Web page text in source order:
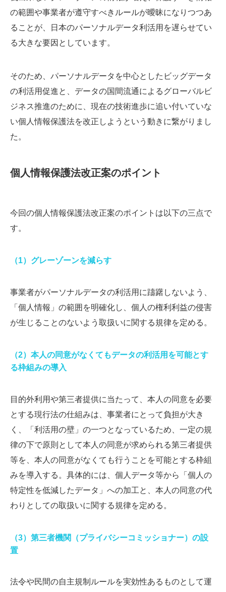
の範囲や事業者が遵守すべきルールが曖昧になりつつあ
ることが、日本のパーソナルデータ利活用を遅らせてい
る大きな要因としています。
そのため、パーソナルデータを中心としたビッグデータ
の利活用促進と、データの国間流通によるグローバルビ
ジネス推進のために、現在の技術進歩に追い付いていな
い個人情報保護法を改正しようという動きに繋がりまし
た。
個人情報保護法改正案のポイント
今回の個人情報保護法改正案のポイントは以下の三点で
す。
（1）グレーゾーンを減らす
事業者がパーソナルデータの利活用に躊躇しないよう、
「個人情報」の範囲を明確化し、個人の権利利益の侵害
が生じることのないよう取扱いに関する規律を定める。
（2）本人の同意がなくてもデータの利活用を可能とす
る枠組みの導入
目的外利用や第三者提供に当たって、本人の同意を必要
とする現行法の仕組みは、事業者にとって負担が大き
く、「利活用の壁」の一つとなっているため、一定の規
律の下で原則として本人の同意が求められる第三者提供
等を、本人の同意がなくても行うことを可能とする枠組
みを導入する。具体的には、個人データ等から「個人の
特定性を低減したデータ」への加工と、本人の同意の代
わりとしての取扱いに関する規律を定める。
（3）第三者機関（プライバシーコミッショナー）の設
置
法令や民間の自主規制ルールを実効性あるものとして運